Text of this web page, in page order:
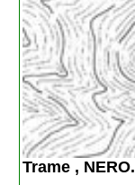
Trame ,